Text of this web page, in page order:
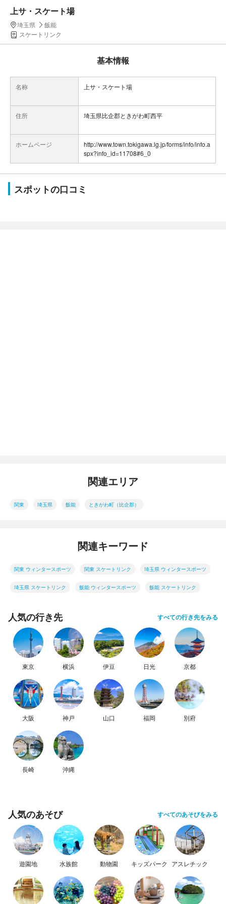
上サ・スケート場
埼玉県
飯能
スケートリンク
基本情報
名称 上サ・スケート場
住所 埼玉県比企郡ときがわ町西平
ホームページ
http://www.town.tokigawa.lg.jp/forms/info/info.a
spx?info_id=11708#6_0
スポットの口コミ
関連エリア
関東 埼玉県 飯能 ときがわ町（比企郡）
関連キーワード
関東 ウィンタースポーツ 関東 スケートリンク 埼玉県 ウィンタースポーツ
埼玉県 スケートリンク 飯能 ウィンタースポーツ 飯能 スケートリンク
人気の行き先 すべての行き先をみる
東京 横浜 伊豆 日光 京都
大阪 神戸 山口 福岡 別府
長崎 沖縄
人気のあそび すべてのあそびをみる
遊園地 水族館 動物園 キッズパーク アスレチック